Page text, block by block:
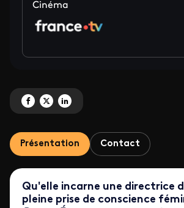
Cinéma
Partagez 'Double séance Juliette Binoche' sur
Partagez 'Double séance Juliette Binoche'
Partagez 'Double séance Juliette
Présentation Contact
Qu'elle incarne une directrice
pleine prise de conscience